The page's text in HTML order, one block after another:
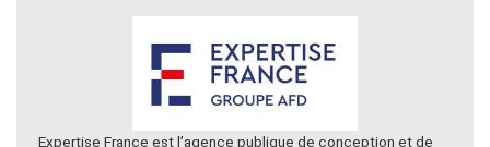
Expertise France est l’agence publique de conception et de